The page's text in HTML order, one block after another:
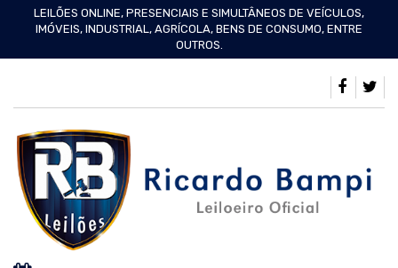
LEILÕES ONLINE, PRESENCIAIS E SIMULTÂNEOS DE VEÍCULOS,
IMÓVEIS, INDUSTRIAL, AGRÍCOLA, BENS DE CONSUMO, ENTRE
OUTROS.